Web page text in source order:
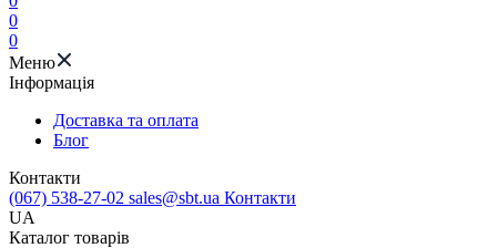
0
0
Меню
Iнформація
Доставка та оплата
Блог
Контакти
(067) 538-27-02 sales@sbt.ua Контакти
UA
Каталог товарів